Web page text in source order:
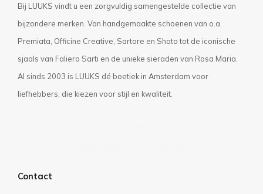
Bij LUUKS vindt u een zorgvuldig samengestelde collectie van
bijzondere merken. Van handgemaakte schoenen van o.a.
Premiata, Officine Creative, Sartore en Shoto tot de iconische
sjaals van Faliero Sarti en de unieke sieraden van Rosa Maria.
Al sinds 2003 is LUUKS dé boetiek in Amsterdam voor
liefhebbers, die kiezen voor stijl en kwaliteit.
Contact